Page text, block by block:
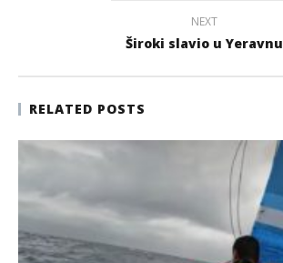
NEXT
Široki slavio u Yeravnu
RELATED POSTS